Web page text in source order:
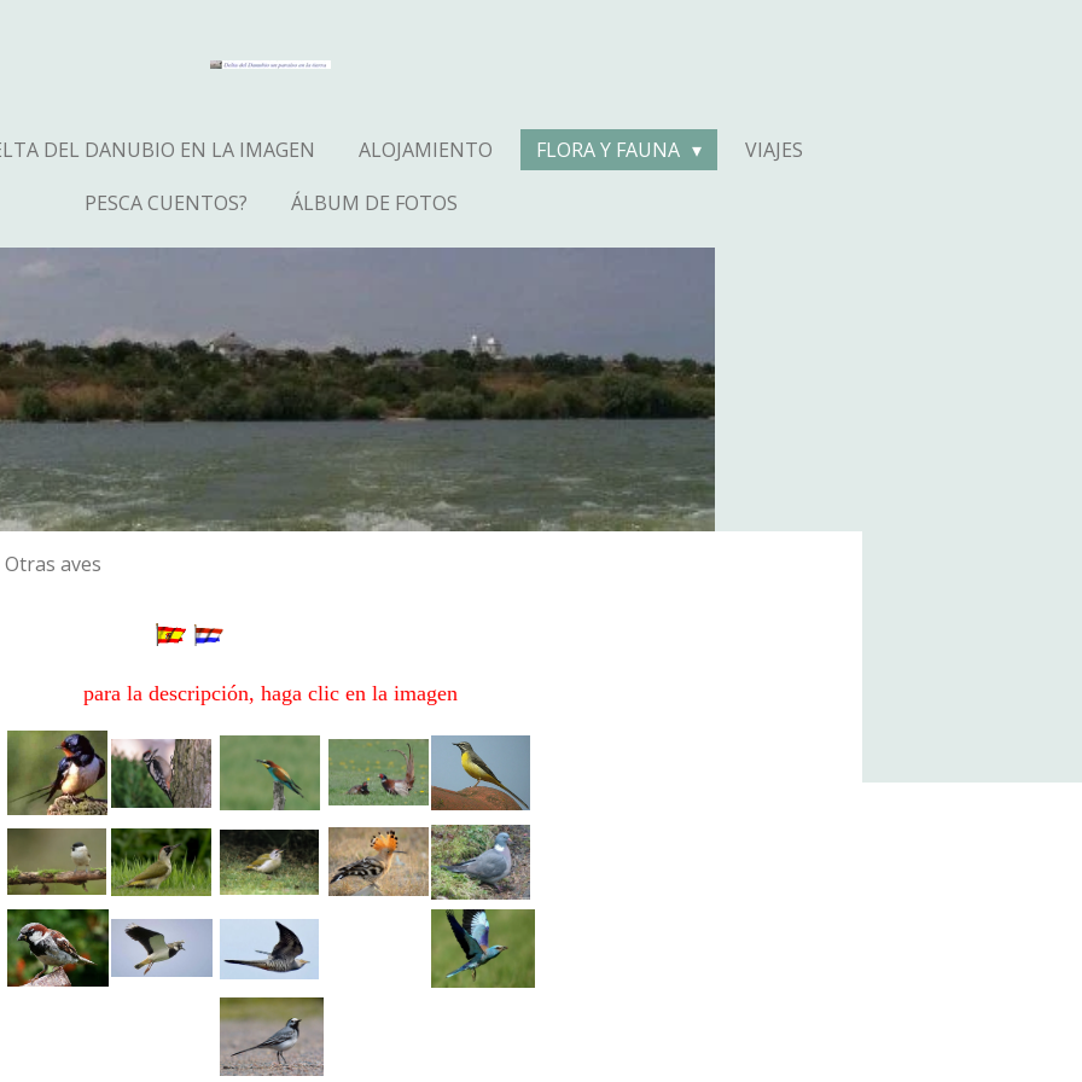
DEL DANUBIO EN LA IMAGEN ALOJAMIENTO FLORA Y FAUNA
VIAJES
PESCA CUENTOS?
ÁLBUM DE FOTOS
Otras aves
para la descripción, haga clic en la imagen